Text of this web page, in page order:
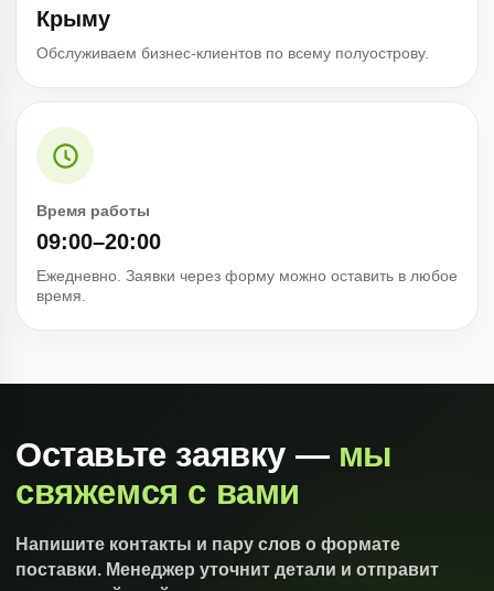
Крыму
Обслуживаем бизнес-клиентов по всему полуострову.
Время работы
09:00–20:00
Ежедневно. Заявки через форму можно оставить в любое
время.
Оставьте заявку — мы
свяжемся с вами
Напишите контакты и пару слов о формате
поставки. Менеджер уточнит детали и отправит